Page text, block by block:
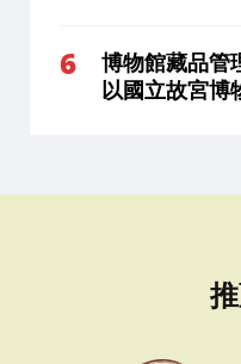
博物館藏品管
以國立故宮博